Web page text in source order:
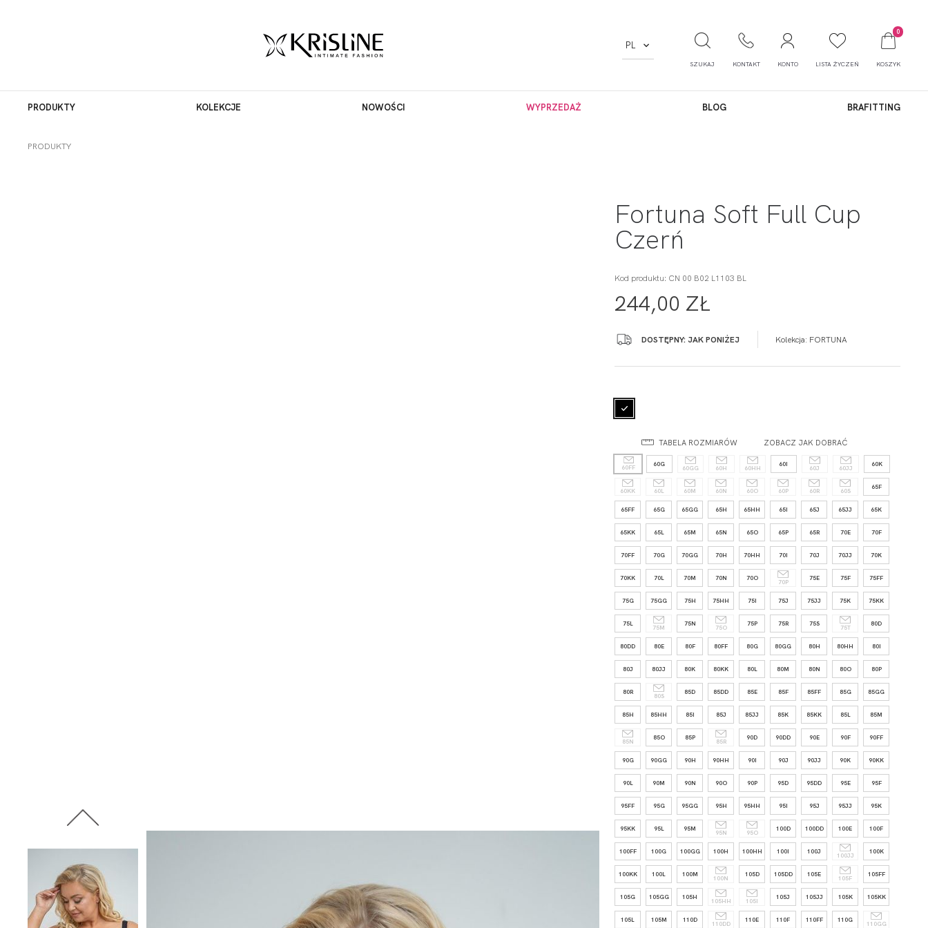
PL
SZUKAJ KONTAKT KONTO LISTA ŻYCZEŃ
0
KOSZYK
PRODUKTY KOLEKCJE NOWOŚCI WYPRZEDAŻ BLOG BRAFITTING
PRODUKTY
Fortuna Soft Full Cup
Czerń
Kod produktu: CN 00 B02 L1103 BL
244,00 ZŁ
DOSTĘPNY: JAK PONIŻEJ Kolekcja: FORTUNA
TABELA ROZMIARÓW ZOBACZ JAK DOBRAĆ
60FF
60G
60GG 60H 60HH
60I
60J 60JJ
60K
60KK 60L 60M 60N 60O 60P 60R 60S
65F
65FF 65G 65GG 65H 65HH 65I 65J 65JJ 65K
65KK 65L 65M 65N 65O 65P 65R 70E 70F
70FF 70G 70GG 70H 70HH 70I 70J 70JJ 70K
70KK 70L 70M 70N 70O
70P
75E 75F 75FF
75G 75GG 75H 75HH 75I 75J 75JJ 75K 75KK
75L
75M
75N
75O
75P 75R 75S
75T
80D
80DD 80E 80F 80FF 80G 80GG 80H 80HH 80I
80J 80JJ 80K 80KK 80L 80M 80N 80O 80P
80R
80S
85D 85DD 85E 85F 85FF 85G 85GG
85H 85HH 85I 85J 85JJ 85K 85KK 85L 85M
85N
85O 85P
85R
90D 90DD 90E 90F 90FF
90G 90GG 90H 90HH 90I 90J 90JJ 90K 90KK
90L 90M 90N 90O 90P 95D 95DD 95E 95F
95FF 95G 95GG 95H 95HH 95I 95J 95JJ 95K
95KK 95L 95M
95N 95O
100D 100DD 100E 100F
100FF 100G 100GG 100H 100HH 100I 100J
100JJ
100K
100KK 100L 100M
100N
105D 105DD 105E
105F
105FF
105G 105GG 105H
105HH 105I
105J 105JJ 105K 105KK
105L 105M 110D
110DD
110E 110F 110FF 110G
110GG